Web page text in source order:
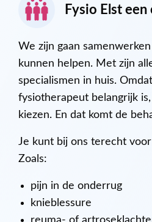
Fysio Elst
We zijn gaan
kunnen helpen. Met zijn
specialismen in huis.
fysiotherapeut belangrijk
kiezen. En dat komt de
Je kunt bij ons terecht
Zoals:
pijn in de onderrug
knieblessure